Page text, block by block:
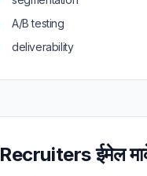
A/B testing
deliverability
Recruiters ईमेल